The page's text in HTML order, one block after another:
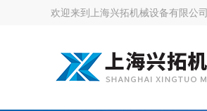
欢迎来到 上海兴拓机械设备有限公司